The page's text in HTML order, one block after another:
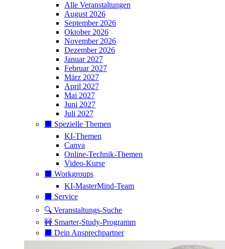
Alle Veranstaltungen
August 2026
September 2026
Oktober 2026
November 2026
Dezember 2026
Januar 2027
Februar 2027
März 2027
April 2027
Mai 2027
Juni 2027
Juli 2027
⬛️ Spezielle Themen
KI-Themen
Canva
Online-Technik-Themen
Video-Kurse
⬛️ Workgroups
KI-MasterMind-Team
⬛️ Service
🔍 Veranstaltungs-Suche
🚧 Smarter-Study-Programm
⬛️ Dein Ansprechpartner